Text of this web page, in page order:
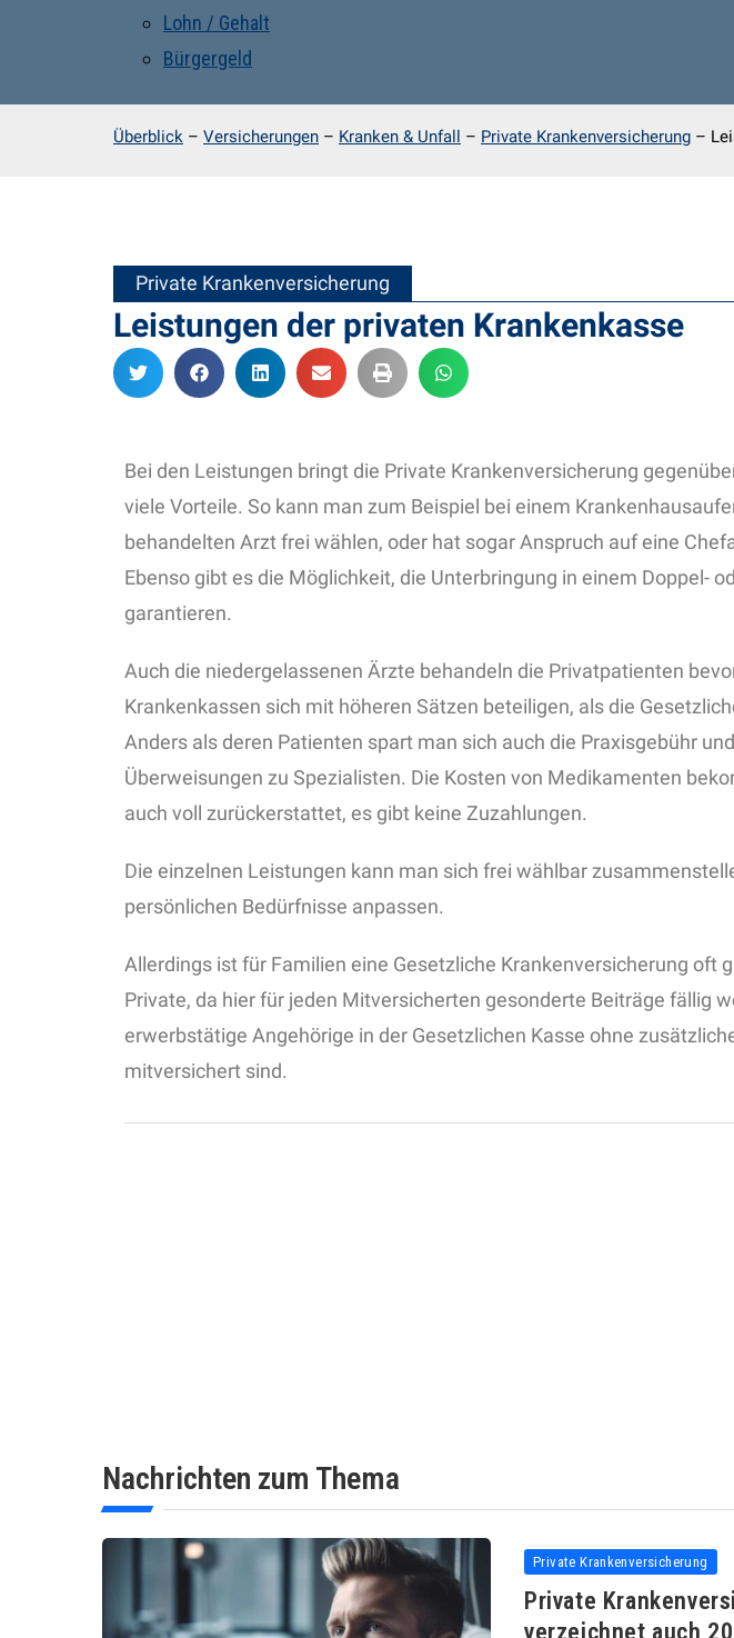
Lohn / Gehalt
Bürgergeld
Überblick – Versicherungen – Kranken & Unfall – Private Krankenversicherung –
Private Krankenversicherung
Leistungen der privaten Krankenkasse
Bei den Leistungen bringt die Private Krankenversicherung
viele Vorteile. So kann man zum Beispiel bei einem
behandelten Arzt frei wählen, oder hat sogar Anspruch auf eine
Ebenso gibt es die Möglichkeit, die Unterbringung in einem Doppel-
garantieren.
Auch die niedergelassenen Ärzte behandeln die Privatpatienten
Krankenkassen sich mit höheren Sätzen beteiligen, als die
Anders als deren Patienten spart man sich auch die Praxisgebühr
Überweisungen zu Spezialisten. Die Kosten von Medikamenten
auch voll zurückerstattet, es gibt keine Zuzahlungen.
Die einzelnen Leistungen kann man sich frei wählbar
persönlichen Bedürfnisse anpassen.
Allerdings ist für Familien eine Gesetzliche Krankenversicherung oft
Private, da hier für jeden Mitversicherten gesonderte Beiträge fällig
erwerbstätige Angehörige in der Gesetzlichen Kasse ohne
mitversichert sind.
Nachrichten zum Thema
Private Krankenversicherung
Private
verzeichnet auch